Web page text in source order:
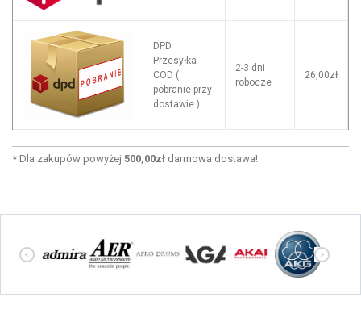
DPD
Przesyłka
COD (
pobranie przy
dostawie )
2-3 dni
robocze
26,00zł
* Dla zakupów powyżej 500,00zł darmowa dostawa!